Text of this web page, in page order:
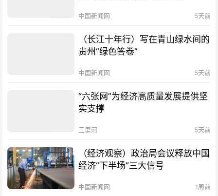
中国新闻网 5天前
（长江十年行）写在青山绿水间的
贵州“绿色答卷”
中国新闻网 5天前
“六张网”为经济高质量发展提供坚
实支撑
三里河 5天前
（经济观察）政治局会议释放中国
经济“下半场”三大信号
中国新闻网 1周前